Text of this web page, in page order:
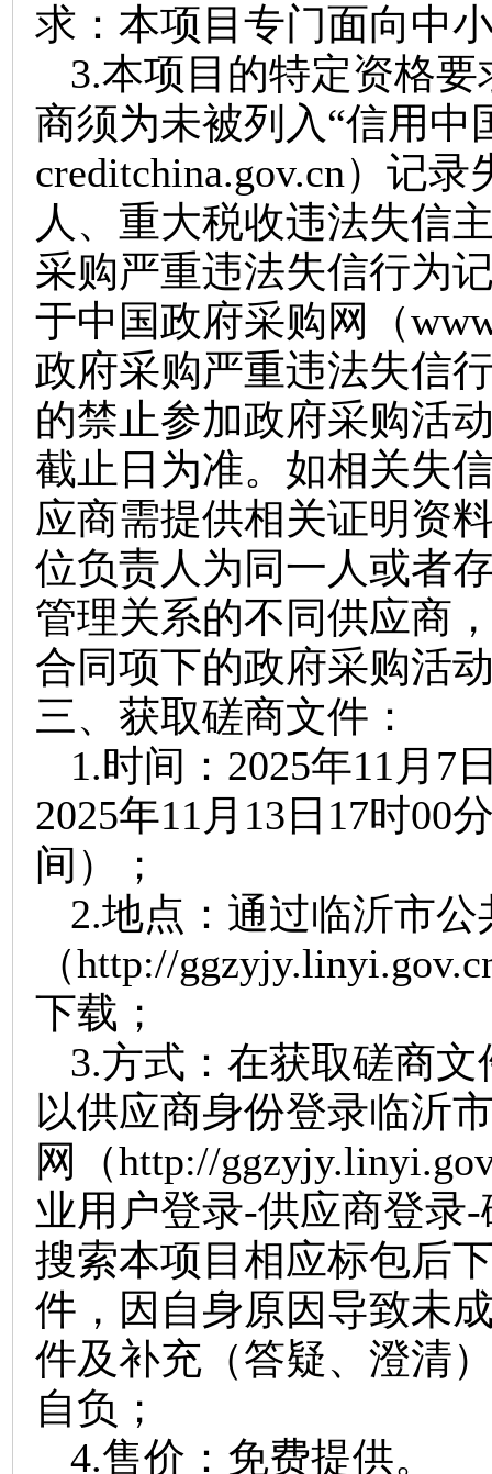
求：本项目专门面向中
3.本项目的特定资格要
商须为未被列入“信用中
creditchina.gov.cn）记录
人、重大税收违法失信
采购严重违法失信行为
于中国政府采购网（
政府采购严重违法失信
的禁止参加政府采购活
截止日为准。如相关失
应商需提供相关证明资
位负责人为同一人或者
管理关系的不同供应商
合同项下的政府采购活
三、获取磋商文件 ：
1.时间： 2025年11 月 7
2025年11 月 13 日 17时00
间）；
2.地点：通过临沂市公
（http://
下载；
3.方式 ： 在获取磋商文
以供应商身份登录临沂
网
（http://
业用户登录-供应商登录
搜索本项目相应标包后
件，因自身原因导致未
件及补充（答疑、澄清
自负 ；
4.售价：免费提供。